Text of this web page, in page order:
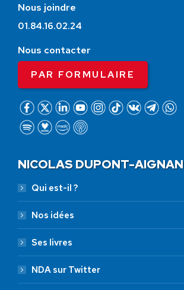
Nous joindre
01.84.16.02.24
Nous contacter
PAR FORMULAIRE
NICOLAS DUPONT-AIGNAN
Qui est-il ?
Nos idées
Ses livres
NDA sur Twitter